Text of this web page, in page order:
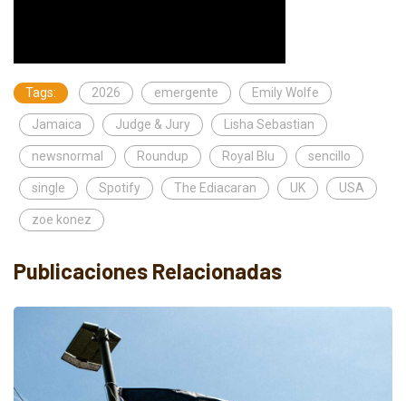
Tags: 2026 emergente Emily Wolfe
Jamaica Judge & Jury Lisha Sebastian
newsnormal Roundup Royal Blu sencillo
single Spotify The Ediacaran UK USA
zoe konez
Publicaciones Relacionadas